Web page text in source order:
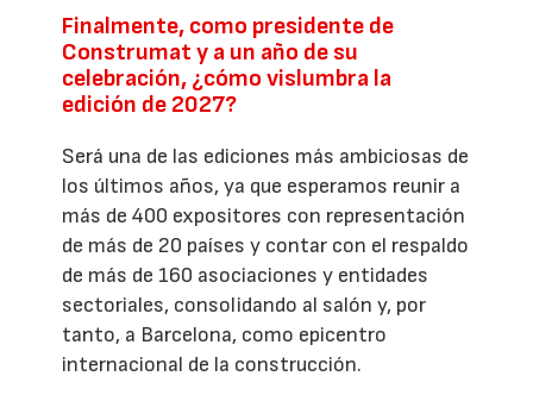
Finalmente, como presidente de
Construmat y a un año de su
celebración, ¿cómo vislumbra la
edición de 2027?
Será una de las ediciones más ambiciosas de
los últimos años, ya que esperamos reunir a
más de 400 expositores con representación
de más de 20 países y contar con el respaldo
de más de 160 asociaciones y entidades
sectoriales, consolidando al salón y, por
tanto, a Barcelona, como epicentro
internacional de la construcción.